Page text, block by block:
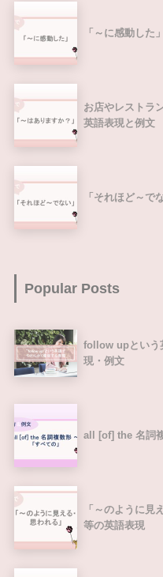
「～に感動した
お店やレストラ
英語表現と例文
「それほど～で
Popular Posts
follow upという
現・例文
all [of] the 名詞
「～のように
等の英語表現